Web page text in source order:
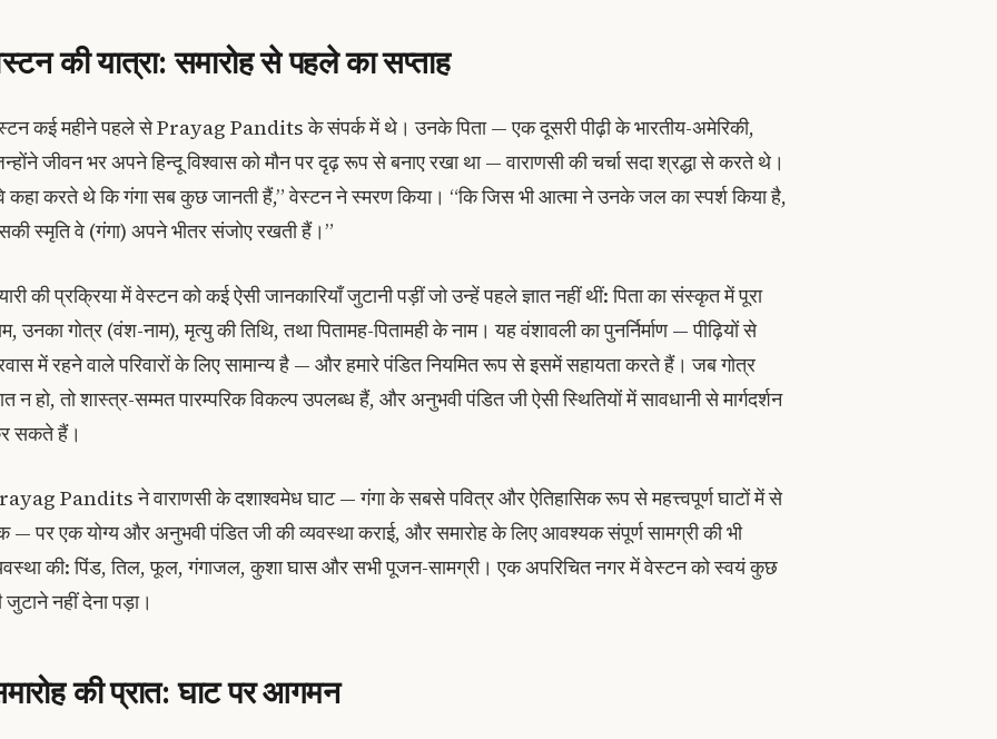
की यात्रा: समारोह से पहले का सप्ताह
कई महीने पहले से Prayag Pandits के संपर्क में थे। उनके पिता — एक दूसरी पीढ़ी के भारतीय-अमेरिकी,
जीवन भर अपने हिन्दू विश्वास को मौन पर दृढ़ रूप से बनाए रखा था — वाराणसी की चर्चा सदा श्रद्धा से करते थे।
कहा करते थे कि गंगा सब कुछ जानती हैं,” वेस्टन ने स्मरण किया। “कि जिस भी आत्मा ने उनके जल का स्पर्श किया है,
स्मृति वे (गंगा) अपने भीतर संजोए रखती हैं।”
की प्रक्रिया में वेस्टन को कई ऐसी जानकारियाँ जुटानी पड़ीं जो उन्हें पहले ज्ञात नहीं थीं: पिता का संस्कृत में पूरा
उनका गोत्र (वंश-नाम), मृत्यु की तिथि, तथा पितामह-पितामही के नाम। यह वंशावली का पुनर्निर्माण — पीढ़ियों से
में रहने वाले परिवारों के लिए सामान्य है — और हमारे पंडित नियमित रूप से इसमें सहायता करते हैं। जब गोत्र
न हो, तो शास्त्र-सम्मत पारम्परिक विकल्प उपलब्ध हैं, और अनुभवी पंडित जी ऐसी स्थितियों में सावधानी से मार्गदर्शन
सकते हैं।
Pandits ने वाराणसी के दशाश्वमेध घाट — गंगा के सबसे पवित्र और ऐतिहासिक रूप से महत्त्वपूर्ण घाटों में से
— पर एक योग्य और अनुभवी पंडित जी की व्यवस्था कराई, और समारोह के लिए आवश्यक संपूर्ण सामग्री की भी
की: पिंड, तिल, फूल, गंगाजल, कुशा घास और सभी पूजन-सामग्री। एक अपरिचित नगर में वेस्टन को स्वयं कुछ
जुटाने नहीं देना पड़ा।
की प्रात: घाट पर आगमन